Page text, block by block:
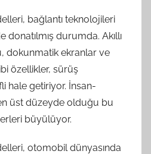
bağlantı teknolojileri
durumda. Akıllı
dokunmatik ekranlar ve
özellikler, sürüş
hale getiriyor. İnsan-
üst düzeyde olduğu bu
büyülüyor.
otomobil dünyasında